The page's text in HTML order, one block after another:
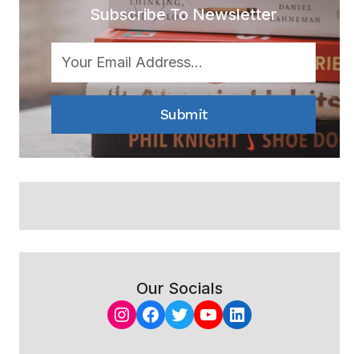
Subscribe To Newsletter
Submit
Our Socials
Instagram
Facebook
Twitter
YouTube
LinkedIn